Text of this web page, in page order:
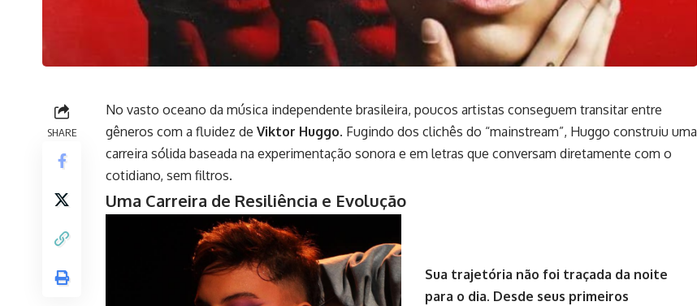
SHARE
No vasto oceano da música independente brasileira, poucos artistas conseguem transitar entre
gêneros com a fluidez de Viktor Huggo. Fugindo dos clichês do “mainstream”, Huggo construiu uma
carreira sólida baseada na experimentação sonora e em letras que conversam diretamente com o
cotidiano, sem filtros.
Uma Carreira de Resiliência e Evolução
Sua trajetória não foi traçada da noite
para o dia. Desde seus primeiros